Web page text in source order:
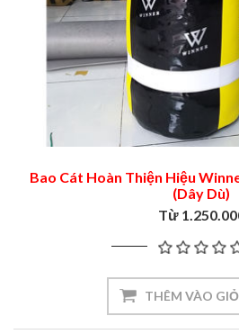
Bao Cát Hoàn Thiện Hiệu
(Dây Dù)
Từ